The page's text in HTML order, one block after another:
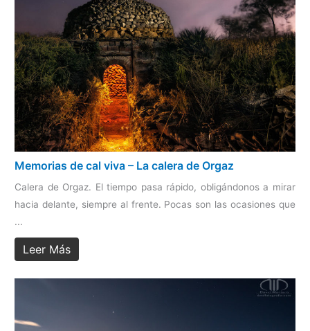
Memorias de cal viva – La calera de Orgaz
Calera de Orgaz. El tiempo pasa rápido, obligándonos a mirar
hacia delante, siempre al frente. Pocas son las ocasiones que
...
Leer Más